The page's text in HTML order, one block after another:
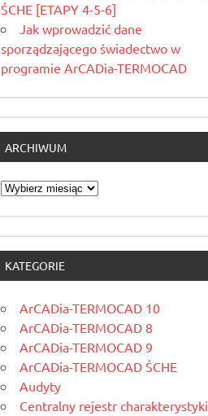
ŚCHE [ETAPY 4-5-6]
Jak wprowadzić dane
sporządzającego świadectwo w
programie ArCADia-TERMOCAD
ARCHIWUM
Archiwum
KATEGORIE
ArCADia-TERMOCAD 10
ArCADia-TERMOCAD 8
ArCADia-TERMOCAD 9
ArCADia-TERMOCAD ŚCHE
Audyty
Centralny rejestr charakterystyki